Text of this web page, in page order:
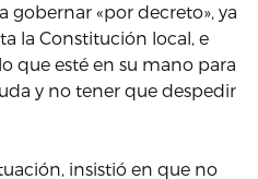
gobernar «por decreto», ya
la Constitución local, e
que esté en su mano para
y no tener que despedir
insistió en que no